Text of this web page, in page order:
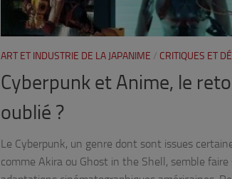
ART ET INDUSTRIE DE LA JAPANIME / CRITIQUES ET
Cyberpunk et Anime, le
oublié ?
Le Cyberpunk, un genre dont sont issues
comme Akira ou Ghost in the Shell, semble faire